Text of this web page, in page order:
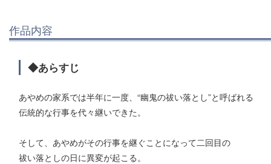
作品内容
◆あらすじ
あやめの家系では半年に一度、“幽鬼の祓い落とし”と呼ばれる
伝統的な行事を代々継いできた。
そして、あやめがその行事を継ぐことになって二回目の
祓い落としの日に異変が起こる。